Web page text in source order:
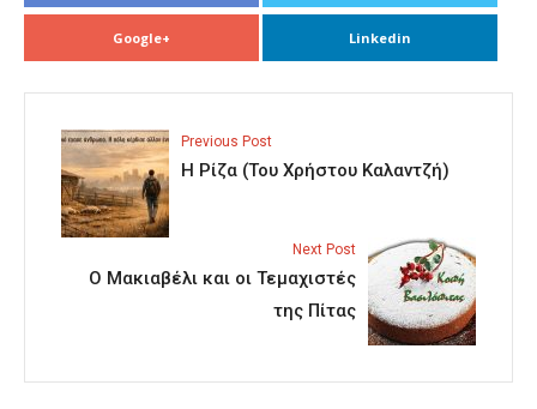
Google+ Linkedin
Previous Post
Η Ρίζα (Του Χρήστου Καλαντζή)
Next Post
Ο Μακιαβέλι και οι Τεμαχιστές
της Πίτας